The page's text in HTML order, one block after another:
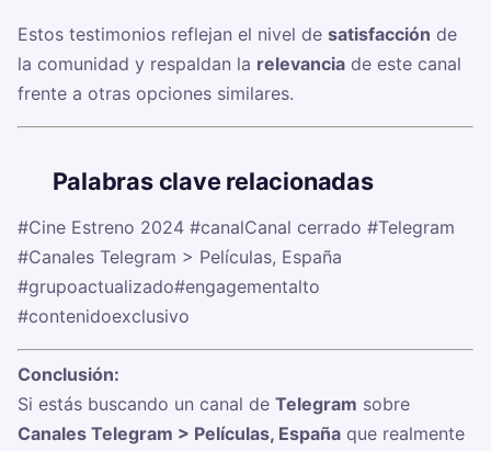
Estos testimonios reflejan el nivel de satisfacción de
la comunidad y respaldan la relevancia de este canal
frente a otras opciones similares.
Palabras clave relacionadas
#Cine Estreno 2024 #canalCanal cerrado #Telegram
#Canales Telegram > Películas, España
#grupoactualizado#engagementalto
#contenidoexclusivo
Conclusión:
Si estás buscando un canal de Telegram sobre
Canales Telegram > Películas, España que realmente